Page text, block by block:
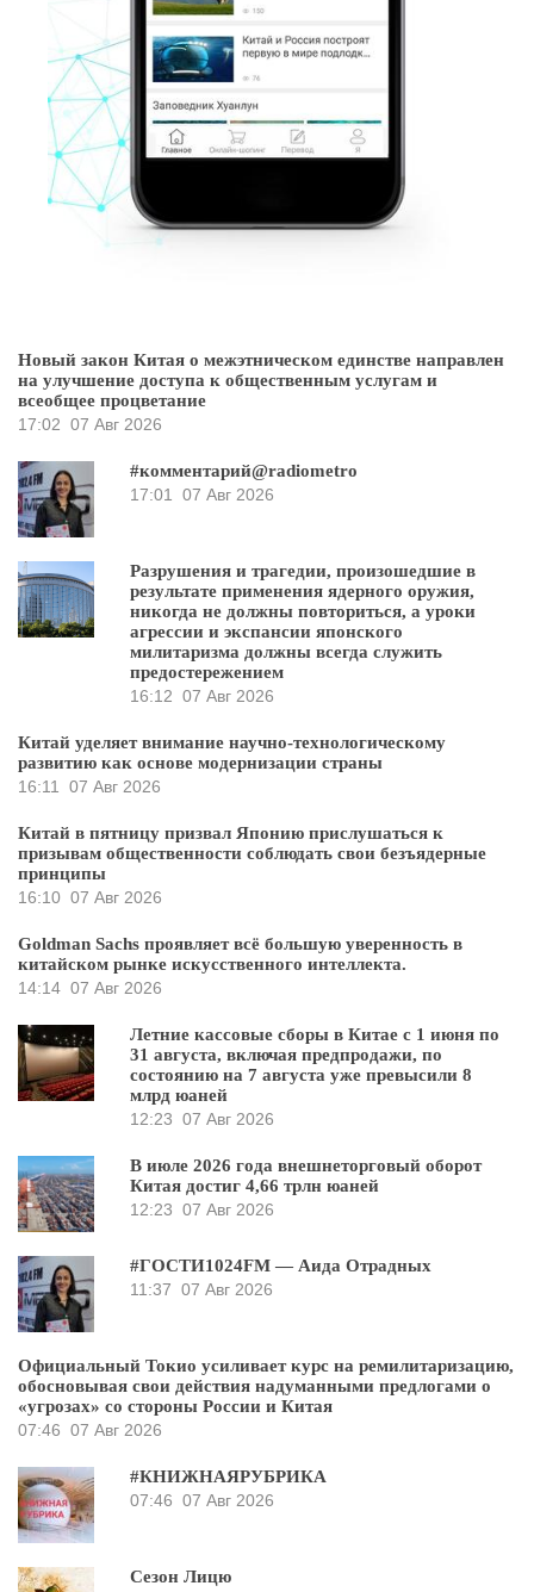
Новый закон Китая о межэтническом единстве направлен
на улучшение доступа к общественным услугам и
всеобщее процветание
17:02 07 Авг 2026
#комментарий@radiometro
17:01
07 Авг 2026
Разрушения и трагедии, произошедшие в
результате применения ядерного оружия,
никогда не должны повториться, а уроки
агрессии и экспансии японского
милитаризма должны всегда служить
предостережением
16:12 07 Авг 2026
Китай уделяет внимание научно-технологическому
развитию как основе модернизации страны
16:11
07 Авг 2026
Китай в пятницу призвал Японию прислушаться к
призывам общественности соблюдать свои безъядерные
принципы
16:10 07 Авг 2026
Goldman Sachs проявляет всё большую уверенность в
китайском рынке искусственного интеллекта.
14:14 07 Авг 2026
Летние кассовые сборы в Китае с 1 июня по
31 августа, включая предпродажи, по
состоянию на 7 августа уже превысили 8
млрд юаней
12:23 07 Авг 2026
В июле 2026 года внешнеторговый оборот
Китая достиг 4,66 трлн юаней
12:23 07 Авг 2026
#ГОСТИ1024FM — Аида Отрадных
11:37 07 Авг 2026
Официальный Токио усиливает курс на ремилитаризацию,
обосновывая свои действия надуманными предлогами о
«угрозах» со стороны России и Китая
07:46 07 Авг 2026
#КНИЖНАЯРУБРИКА
07:46 07 Авг 2026
Сезон Лицю